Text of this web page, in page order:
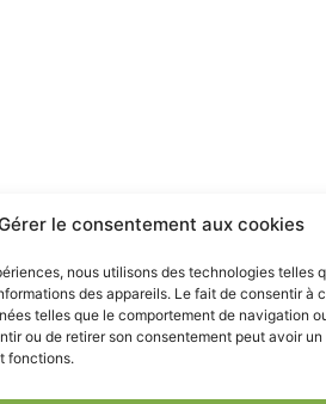
le consentement aux cookies
nous utilisons des technologies telles
des appareils. Le fait de consentir à
telles que le comportement de navigation
ou de retirer son consentement peut avoir
fonctions.